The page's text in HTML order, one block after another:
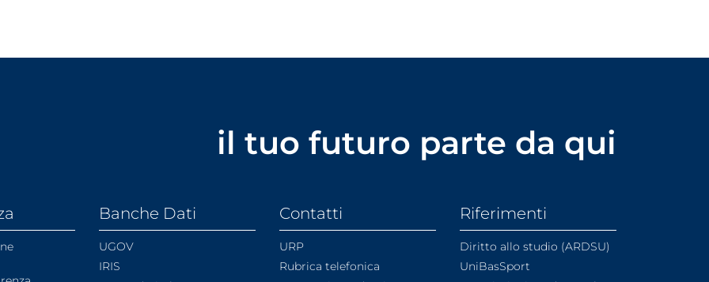
il tuo futuro parte da qui
Banche Dati
UGOV
IRIS
Contatti
URP
Rubrica telefonica
Riferimenti
Diritto allo studio (ARDSU)
UniBasSport